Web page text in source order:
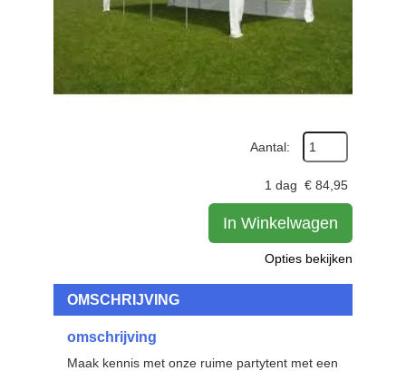
Aantal:
1 dag € 84,95
In Winkelwagen
Opties bekijken
OMSCHRIJVING
omschrijving
Maak kennis met onze ruime partytent met een